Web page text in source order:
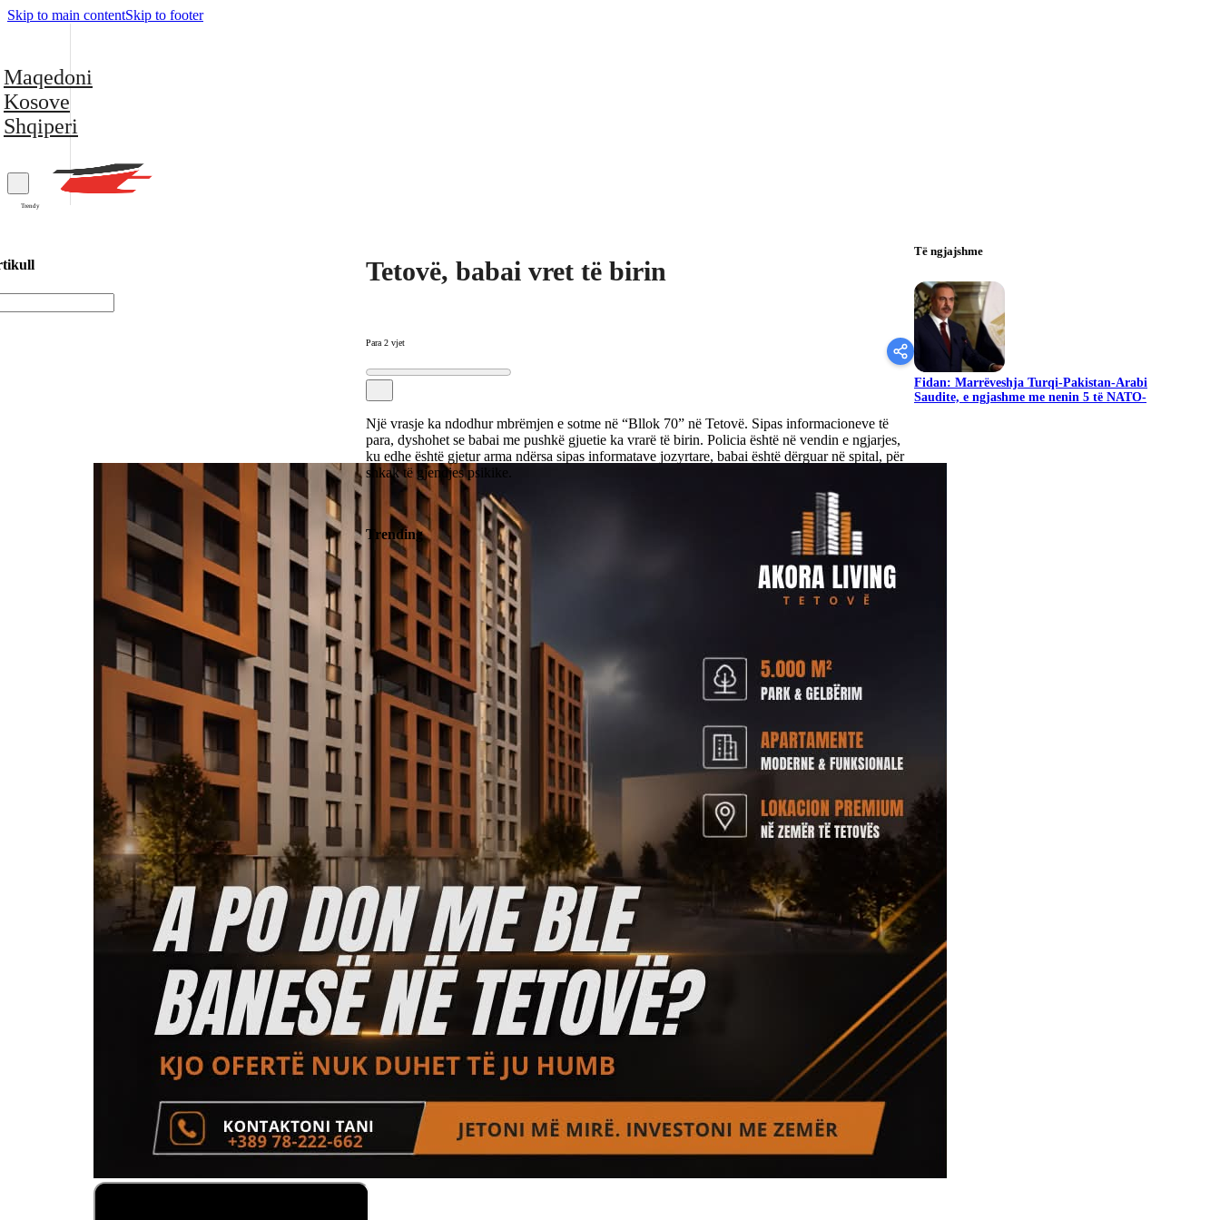
Skip to main contentSkip to footer
Maqedoni
Kosove
Shqiperi
Trendy
Tetovë, babai vret të birin
Para 2 vjet
Një vrasje ka ndodhur mbrëmjen e sotme në “Bllok 70” në Tetovë. Sipas informacioneve të
para, dyshohet se babai me pushkë gjuetie ka vrarë të birin. Policia është në vendin e ngjarjes,
ku edhe është gjetur arma ndërsa sipas informatave jozyrtare, babai është dërguar në spital, për
shkak të gjendjes psikike.
Trending
Të ngjajshme
Fidan: Marrëveshja Turqi-Pakistan-Arabi
Saudite, e ngjashme me nenin 5 të NATO-